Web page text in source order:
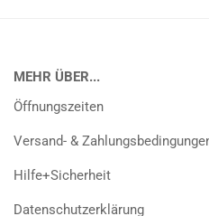
MEHR ÜBER...
Öffnungszeiten
Versand- &
Hilfe+Sicherheit
Datenschutzerklärung